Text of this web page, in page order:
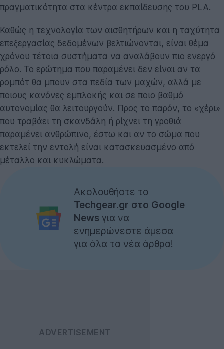
πραγματικότητα στα κέντρα εκπαίδευσης του PLA.
Καθώς η τεχνολογία των αισθητήρων και η ταχύτητα
επεξεργασίας δεδομένων βελτιώνονται, είναι θέμα
χρόνου τέτοια συστήματα να αναλάβουν πιο ενεργό
ρόλο. Το ερώτημα που παραμένει δεν είναι αν τα
ρομπότ θα μπουν στα πεδία των μαχών, αλλά με
ποιους κανόνες εμπλοκής και σε ποιο βαθμό
αυτονομίας θα λειτουργούν. Προς το παρόν, το «χέρι»
που τραβάει τη σκανδάλη ή ρίχνει τη γροθιά
παραμένει ανθρώπινο, έστω και αν το σώμα που
εκτελεί την εντολή είναι κατασκευασμένο από
μέταλλο και κυκλώματα.
Ακολουθήστε το
Techgear.gr στο Google
News για να
ενημερώνεστε άμεσα
για όλα τα νέα άρθρα!